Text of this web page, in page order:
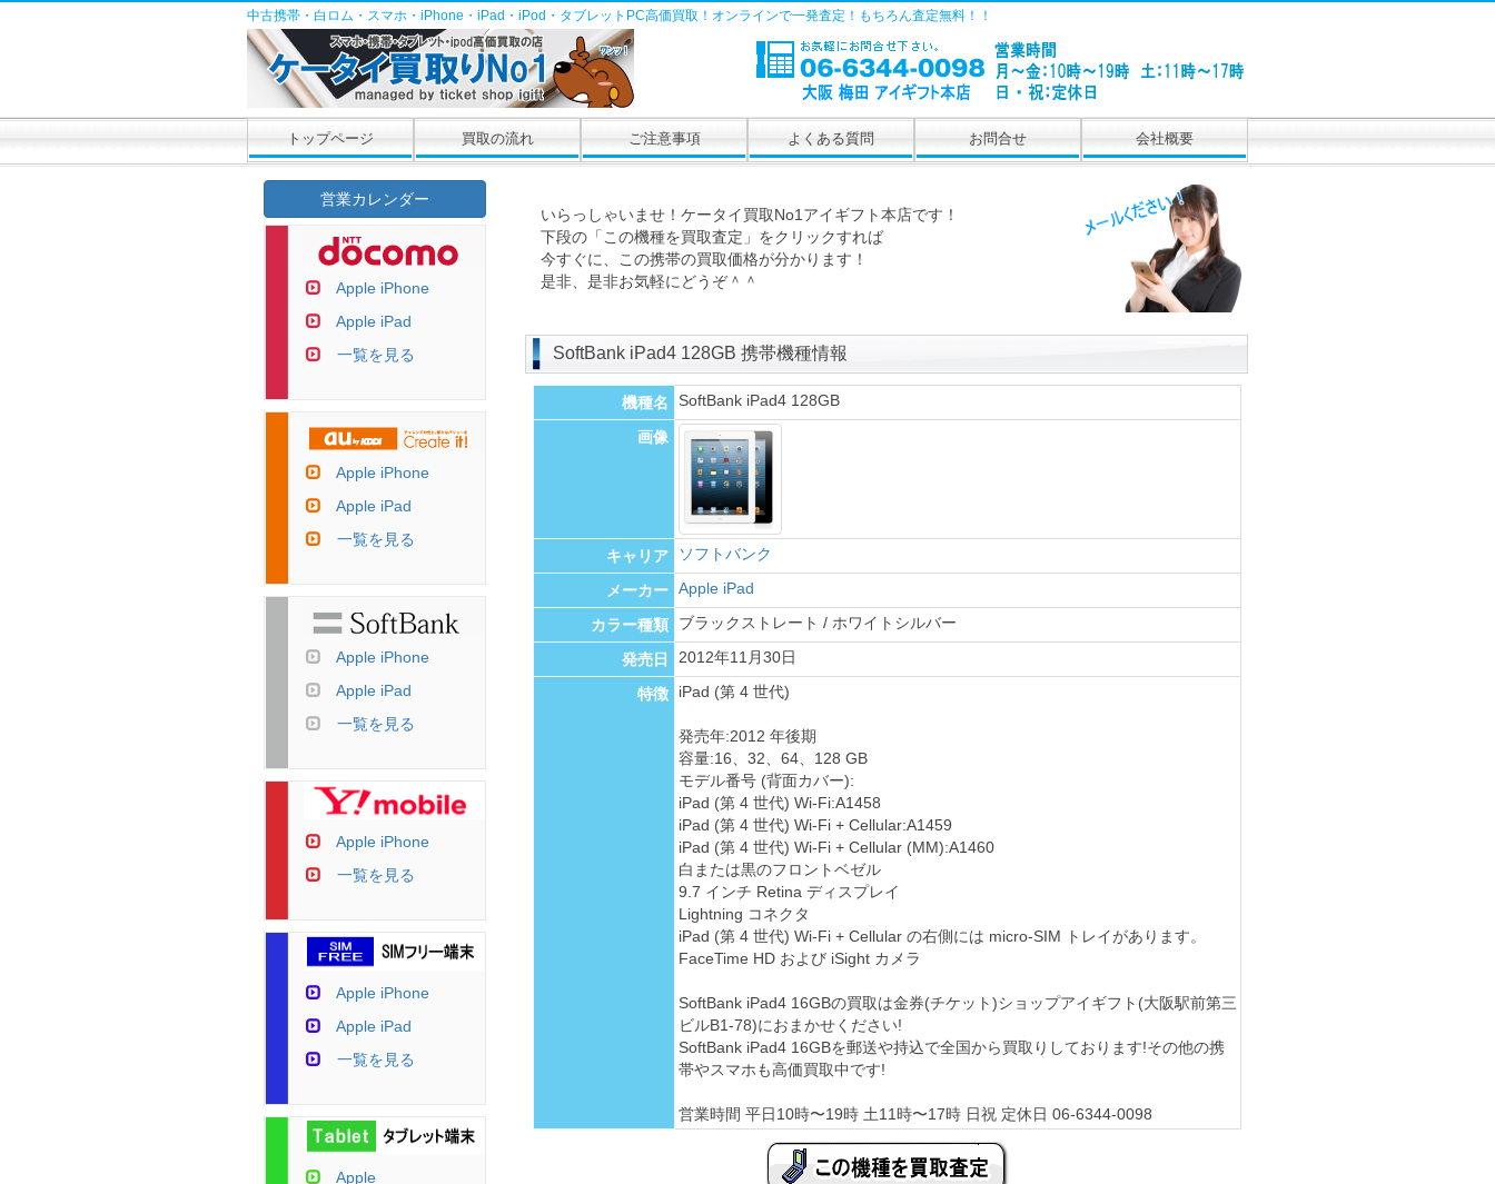
中古携帯・白ロム・スマホ・iPhone・iPad・iPod・タブレットPC高価買取！オンラインで一発査定！もちろん査定無料！！
トップページ 買取の流れ ご注意事項 よくある質問 お問合せ 会社概要
いらっしゃいませ！ケータイ買取No1アイギフト本店です！
下段の「この機種を買取査定」をクリックすれば
今すぐに、この携帯の買取価格が分かります！
是非、是非お気軽にどうぞ＾＾
SoftBank iPad4 128GB 携帯機種情報
機種名 SoftBank iPad4 128GB
画像
キャリア ソフトバンク
メーカー Apple iPad
カラー種類 ブラックストレート / ホワイトシルバー
発売日 2012年11月30日
特徴 iPad (第 4 世代)
発売年:2012 年後期
容量:16、32、64、128 GB
モデル番号 (背面カバー):
iPad (第 4 世代) Wi-Fi:A1458
iPad (第 4 世代) Wi-Fi + Cellular:A1459
iPad (第 4 世代) Wi-Fi + Cellular (MM):A1460
白または黒のフロントベゼル
9.7 インチ Retina ディスプレイ
Lightning コネクタ
iPad (第 4 世代) Wi-Fi + Cellular の右側には micro-SIM トレイがあります。
FaceTime HD および iSight カメラ
SoftBank iPad4 16GBの買取は金券(チケット)ショップアイギフト(大阪駅前第三
ビルB1-78)におまかせください!
SoftBank iPad4 16GBを郵送や持込で全国から買取りしております!その他の携
帯やスマホも高価買取中です!
営業時間 平日10時〜19時 土11時〜17時 日祝 定休日 06-6344-0098
営業カレンダー
Apple iPhone
Apple iPad
一覧を見る
Apple iPhone
Apple iPad
一覧を見る
Apple iPhone
Apple iPad
一覧を見る
Apple iPhone
一覧を見る
Apple iPhone
Apple iPad
一覧を見る
Apple